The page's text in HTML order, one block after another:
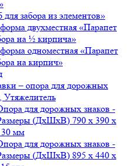
для забора из элементов»
двухместная «Парапет
на ½ кирпича»
одноместная «Парапет
на кирпич»
– опора для дорожных
Утяжелитель
для дорожных знаков -
(ДxШxВ) 790 x 390 x
мм
для дорожных знаков -
(ДxШxВ) 895 x 440 x